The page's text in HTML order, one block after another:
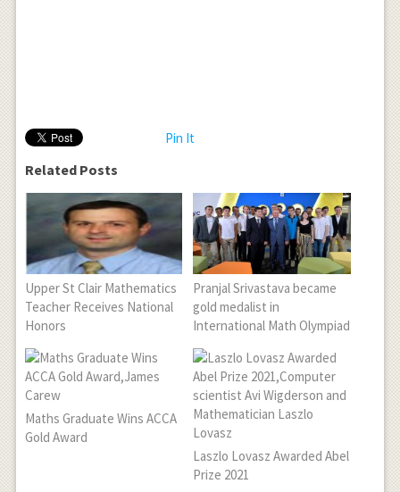
Pin It
Related Posts
Upper St Clair Mathematics
Teacher Receives National
Honors
Pranjal Srivastava became
gold medalist in
International Math Olympiad
Maths Graduate Wins ACCA
Gold Award
Laszlo Lovasz Awarded Abel
Prize 2021